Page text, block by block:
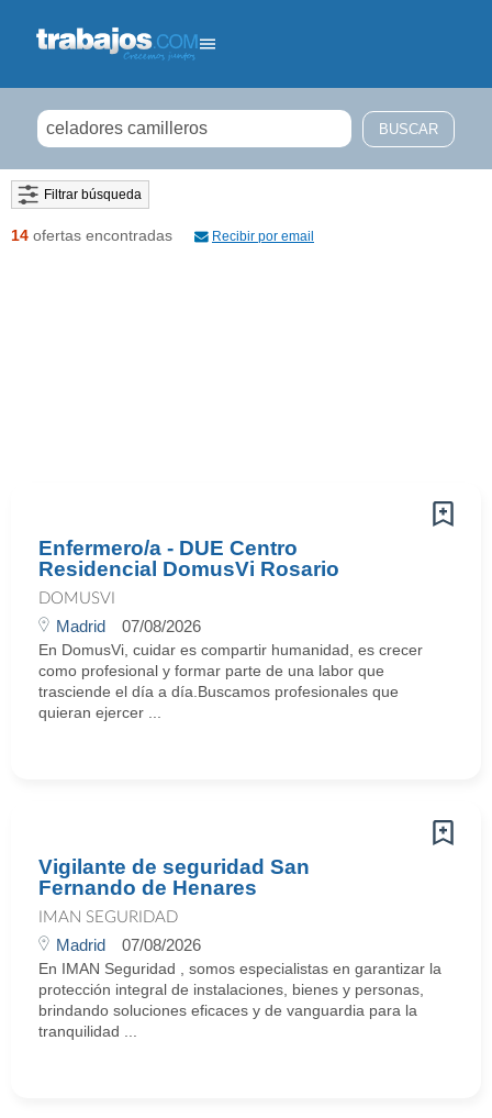
Filtrar búsqueda
14 ofertas encontradas Recibir por email
Enfermero/a - DUE Centro
Residencial DomusVi Rosario
DOMUSVI
Madrid 07/08/2026
En DomusVi, cuidar es compartir humanidad, es crecer
como profesional y formar parte de una labor que
trasciende el día a día.Buscamos profesionales que
quieran ejercer ...
Vigilante de seguridad San
Fernando de Henares
IMAN SEGURIDAD
Madrid 07/08/2026
En IMAN Seguridad , somos especialistas en garantizar la
protección integral de instalaciones, bienes y personas,
brindando soluciones eficaces y de vanguardia para la
tranquilidad ...